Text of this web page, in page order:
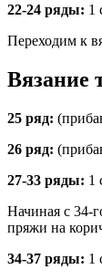
22-24 ряды: 1
Переходим к
Вязание
25 ряд:
26 ряд:
27-33 ряды: 1
Начиная с 34-
пряжи на
34-37 ряды: 1